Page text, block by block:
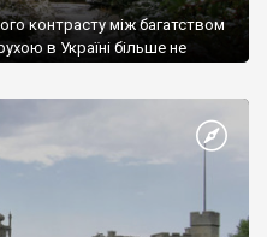
контрасту між багатством
в Україні більше не